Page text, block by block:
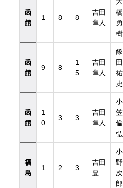
函
館
1 8 8
吉田
隼人
橋
勇
樹
函
館
9 8
1
5
吉田
隼人
飯
田
祐
史
函
館
1
0
3 3
吉田
隼人
小
笠
倫
弘
福
島
1 2 3
吉田
豊
小
野
次
郎